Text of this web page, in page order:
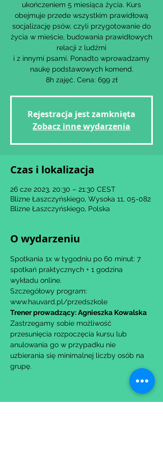
ukończeniem 5 miesiąca życia. Kurs
obejmuje przede wszystkim prawidłową
socjalizację psów, czyli przygotowanie do
życia w mieście, budowania prawidłowych
relacji z ludźmi
i z innymi psami. Ponadto wprowadzamy
naukę podstawowych komend.
8h zajęć. Cena: 699 zł
Rejestracja jest zamknięta
Zobacz inne wydarzenia
Czas i lokalizacja
26 cze 2023, 20:30 – 21:30 CEST
Blizne Łaszczyńskiego, Wysoka 11, 05-082
Blizne Łaszczyńskiego, Polska
O wydarzeniu
Spotkania 1x w tygodniu po 60 minut: 7
spotkań praktycznych + 1 godzina
wykładu online.
Szczegółowy program:
www.hauvard.pl/przedszkole
Trener prowadzący: Agnieszka Kowalska
Zastrzegamy sobie możliwość
przesunięcia rozpoczęcia kursu lub
anulowania go w przypadku nie
uzbierania się minimalnej liczby osób na
grupę.